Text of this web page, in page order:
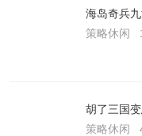
海岛奇兵
策略休闲
胡了三国
策略休闲